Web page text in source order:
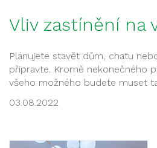
Vliv zastínění na
Plánujete stavět dům, chatu
připravte. Kromě nekonečného
všeho možného budete muset
03.08.2022